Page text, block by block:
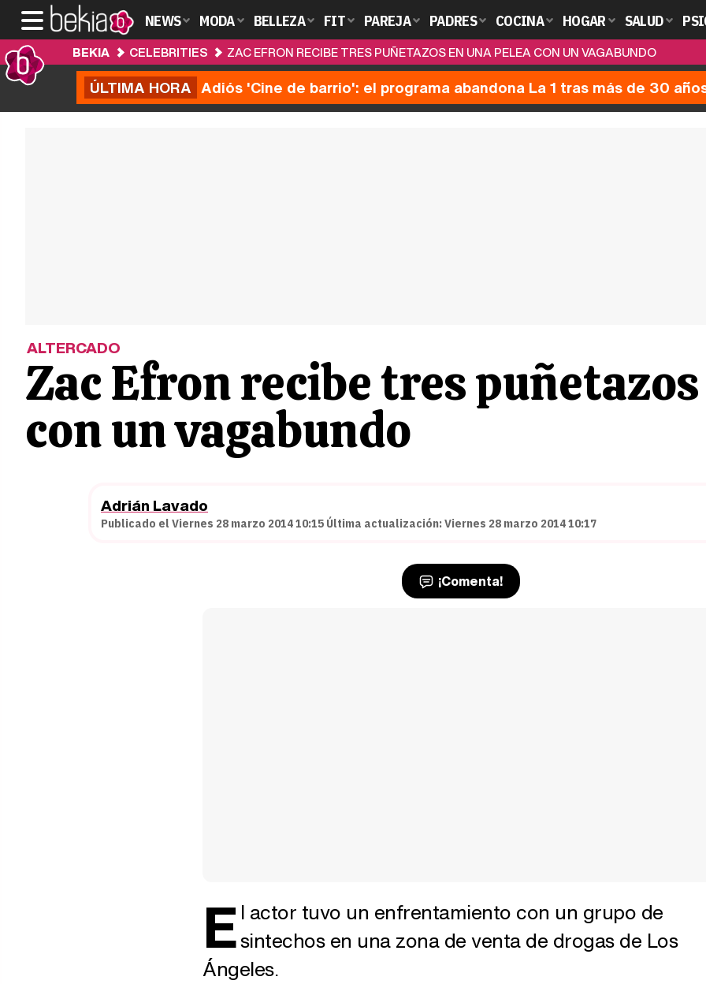
NEWS MODA BELLEZA FIT PAREJA PADRES COCINA HOGAR SALUD
BEKIA CELEBRITIES ZAC EFRON RECIBE TRES PUÑETAZOS EN UNA PELEA CON UN VAGABUNDO
ÚLTIMA HORA Adiós 'Cine de barrio': el programa abandona La 1 tras más de 30
ALTERCADO
Zac Efron recibe tres
con un vagabundo
Adrián Lavado
Publicado el Viernes 28 marzo 2014 10:15 Última actualización: Viernes 28 marzo 2014 10:17
¡Comenta!
El actor tuvo un enfrentamiento con un grupo de
sintechos en una zona de venta de drogas de Los
Ángeles.